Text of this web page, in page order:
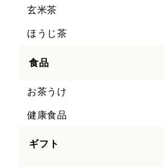
玄米茶
ほうじ茶
食品
お茶うけ
健康食品
ギフト